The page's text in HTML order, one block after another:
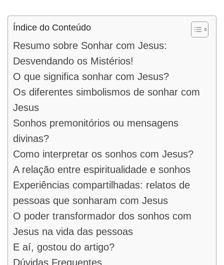
Índice do Conteúdo
Resumo sobre Sonhar com Jesus:
Desvendando os Mistérios!
O que significa sonhar com Jesus?
Os diferentes simbolismos de sonhar com
Jesus
Sonhos premonitórios ou mensagens
divinas?
Como interpretar os sonhos com Jesus?
A relação entre espiritualidade e sonhos
Experiências compartilhadas: relatos de
pessoas que sonharam com Jesus
O poder transformador dos sonhos com
Jesus na vida das pessoas
E aí, gostou do artigo?
Dúvidas Frequentes